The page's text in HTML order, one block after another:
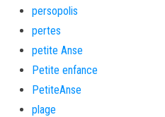
persopolis
pertes
petite Anse
Petite enfance
PetiteAnse
plage